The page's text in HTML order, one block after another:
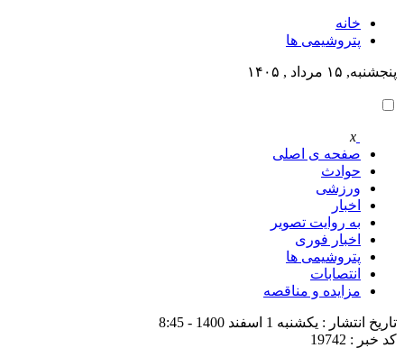
خانه
پتروشيمى ها
پنجشنبه, ۱۵ مرداد , ۱۴۰۵
x
صفحه ی اصلی
حوادث
ورزشی
اخبار
به روایت تصویر
اخبار فوری
پتروشيمى ها
انتصابات
مزایده و مناقصه
تاریخ انتشار : یکشنبه 1 اسفند 1400 - 8:45
کد خبر : 19742